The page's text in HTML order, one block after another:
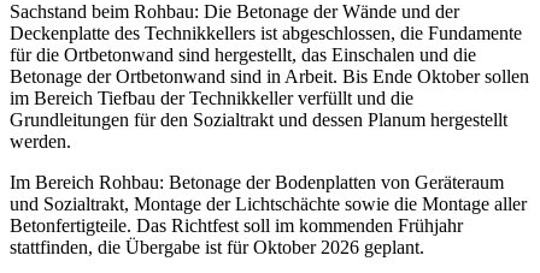
Sachstand beim Rohbau: Die Betonage der Wände und der
Deckenplatte des Technikkellers ist abgeschlossen, die Fundamente
für die Ortbetonwand sind hergestellt, das Einschalen und die
Betonage der Ortbetonwand sind in Arbeit. Bis Ende Oktober sollen
im Bereich Tiefbau der Technikkeller verfüllt und die
Grundleitungen für den Sozialtrakt und dessen Planum hergestellt
werden.
Im Bereich Rohbau: Betonage der Bodenplatten von Geräteraum
und Sozialtrakt, Montage der Lichtschächte sowie die Montage aller
Betonfertigteile. Das Richtfest soll im kommenden Frühjahr
stattfinden, die Übergabe ist für Oktober 2026 geplant.